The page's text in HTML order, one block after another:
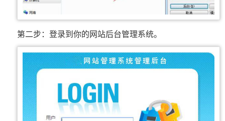
第二步：登录到你的网站后台管理系统。